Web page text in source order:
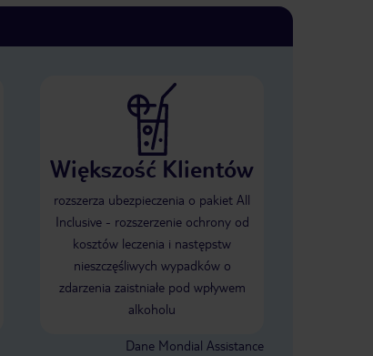
Większość Klientów
rozszerza ubezpieczenia o pakiet All
Inclusive - rozszerzenie ochrony od
kosztów leczenia i następstw
nieszczęśliwych wypadków o
zdarzenia zaistniałe pod wpływem
alkoholu
Dane Mondial Assistance